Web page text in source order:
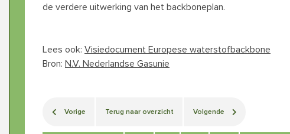
de verdere uitwerking van het backboneplan.
Lees ook: Visiedocument Europese waterstofbackbone
Bron: N.V. Nederlandse Gasunie
Vorige Terug naar overzicht Volgende